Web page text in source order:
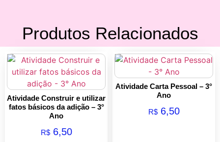
Produtos Relacionados
Atividade Construir e utilizar
fatos básicos da adição – 3°
Ano
R$6,50
Atividade Carta Pessoal – 3°
Ano
R$6,50